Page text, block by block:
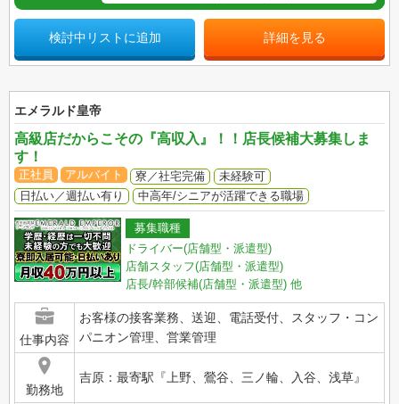
検討中リストに追加 詳細を見る
エメラルド皇帝
高級店だからこその『高収入』！！店長候補大募集しま
す！
正社員 アルバイト 寮／社宅完備
未経験可
日払い／週払い有り
中高年/シニアが活躍できる職場
募集職種
ドライバー(店舗型・派遣型)
店舗スタッフ(店舗型・派遣型)
店長/幹部候補(店舗型・派遣型) 他
仕事内容
お客様の接客業務、送迎、電話受付、スタッフ・コン
パニオン管理、営業管理
勤務地
吉原：最寄駅『上野、鶯谷、三ノ輪、入谷、浅草』